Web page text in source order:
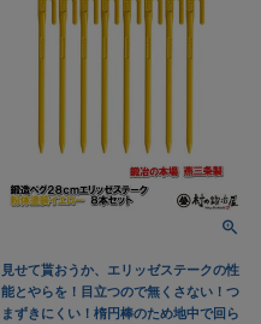
見せて貰おうか、エリッゼステークの性
能とやらを！目立つので無くさない！つ
まずきにくい！楕円棒のため地中で回ら